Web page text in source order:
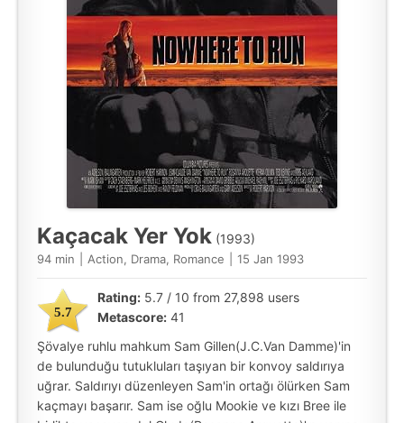
Kaçacak Yer Yok (1993)
94 min Action, Drama, Romance 15 Jan 1993
5.7
Rating: 5.7 / 10 from 27,898 users
Metascore: 41
Şövalye ruhlu mahkum Sam Gillen(J.C.Van Damme)'in
de bulunduğu tutukluları taşıyan bir konvoy saldırıya
uğrar. Saldırıyı düzenleyen Sam'in ortağı ölürken Sam
kaçmayı başarır. Sam ise oğlu Mookie ve kızı Bree ile